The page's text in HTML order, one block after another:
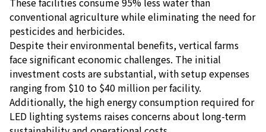
conventional agriculture while eliminating the need for
pesticides and herbicides.
Despite their environmental benefits, vertical farms
face significant economic challenges. The initial
investment costs are substantial, with setup expenses
ranging from $10 to $40 million per facility.
Additionally, the high energy consumption required for
LED lighting systems raises concerns about long-term